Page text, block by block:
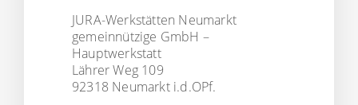
JURA-Werkstätten Neumarkt
gemeinnützige GmbH –
Hauptwerkstatt
Lährer Weg 109
92318 Neumarkt i.d.OPf.